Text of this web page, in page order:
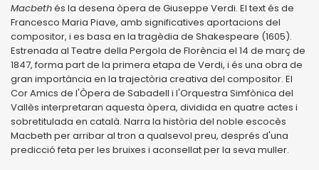
Macbethés la desena òpera de Giuseppe Verdi. El text és de
Francesco Maria Piave, amb significatives aportacions del
compositor, i es basa en la tragèdia de Shakespeare (1605).
Estrenada al Teatre della Pergola de Florència el 14 de març de
1847, forma part de la primera etapa de Verdi, i és una obra de
gran importància en la trajectòria creativa del compositor. El
Cor Amics de l'Òpera de Sabadell i l'Orquestra Simfònica del
Vallès interpretaran aquesta òpera, dividida en quatre actes i
sobretitulada en català. Narra la història del noble escocès
Macbeth per arribar al tron a qualsevol preu, després d'una
predicció feta per les bruixes i aconsellat per la seva muller.